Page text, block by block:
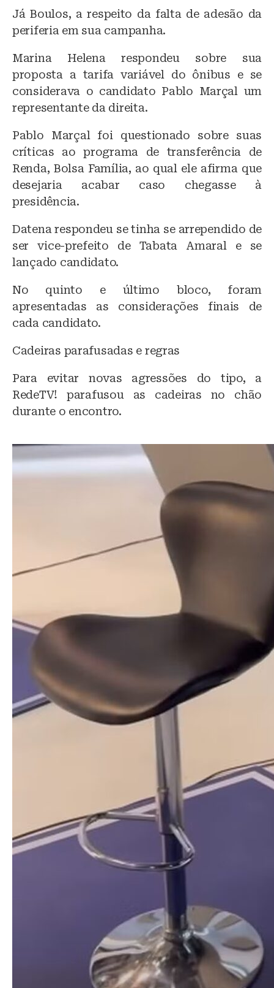
Já Boulos, a respeito da falta de adesão da
periferia em sua campanha.
Marina Helena respondeu sobre sua
proposta a tarifa variável do ônibus e se
considerava o candidato Pablo Marçal um
representante da direita.
Pablo Marçal foi questionado sobre suas
críticas ao programa de transferência de
Renda, Bolsa Família, ao qual ele afirma que
desejaria acabar caso chegasse à
presidência.
Datena respondeu se tinha se arrependido de
ser vice-prefeito de Tabata Amaral e se
lançado candidato.
No quinto e último bloco, foram
apresentadas as considerações finais de
cada candidato.
Cadeiras parafusadas e regras
Para evitar novas agressões do tipo, a
RedeTV! parafusou as cadeiras no chão
durante o encontro.